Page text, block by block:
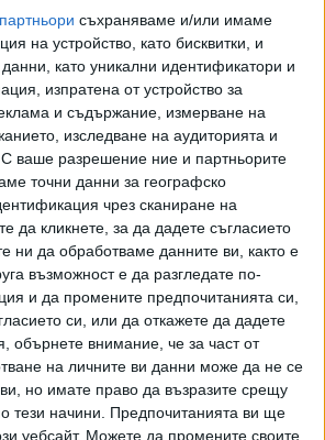
партньори съхраняваме и/или имаме
на устройство, като бисквитки, и
като уникални идентификатори и
изпратена от устройство за
и съдържание, измерване на
изследване на аудиторията и
С ваше разрешение ние и партньорите
точни данни за географско
чрез сканиране на
да кликнете, за да дадете съгласието
ни да обработваме данните ви, както е
възможност е да разгледате по-
и да промените предпочитанията си,
си, или да откажете да дадете
обърнете внимание, че за част от
на личните ви данни може да не се
ви, но имате право да възразите срещу
тези начини. Предпочитанията ви ще
уебсайт. Можете да промените своите
Разгледай всички